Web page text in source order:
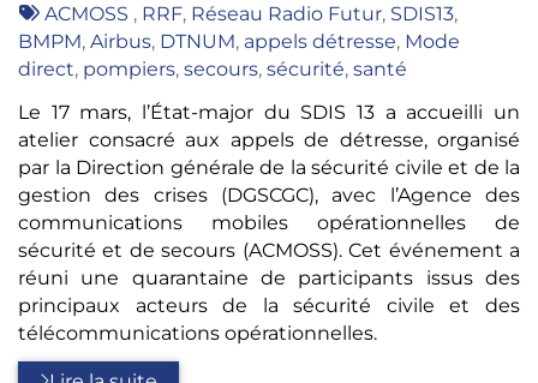
: Tags
:
ACMOSS , RRF, Réseau Radio Futur, SDIS13,
BMPM, Airbus, DTNUM, appels détresse, Mode
direct, pompiers, secours, sécurité, santé
Le 17 mars, l’État-major du SDIS 13 a accueilli un
atelier consacré aux appels de détresse, organisé
par la Direction générale de la sécurité civile et de la
gestion des crises (DGSCGC), avec l’Agence des
communications mobiles opérationnelles de
sécurité et de secours (ACMOSS). Cet événement a
réuni une quarantaine de participants issus des
principaux acteurs de la sécurité civile et des
télécommunications opérationnelles.